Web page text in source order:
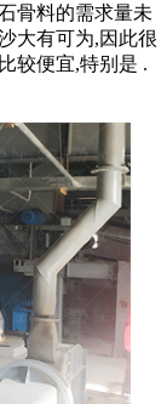
骨料的需求量未
大有可为,因此很
较便宜,特别是 .